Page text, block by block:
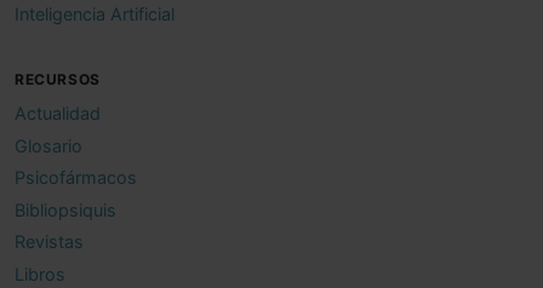
Inteligencia Artificial
RECURSOS
Actualidad
Glosario
Psicofármacos
Bibliopsiquis
Revistas
Libros